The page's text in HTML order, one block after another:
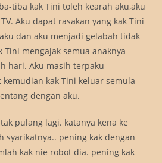
tiba kak Tini toleh kearah aku,aku
Aku dapat rasakan yang kak Tini
dan aku menjadi gelabah tidak
mengajak semua anaknya
hari. Aku masih terpaku
kak Tini keluar semula
dengan aku.
pulang lagi. katanya kena ke
syarikatnya.. pening kak dengan
kak nie robot dia. pening kak